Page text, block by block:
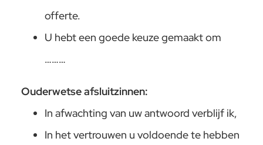
offerte.
U hebt een goede keuze gemaakt om
………
Ouderwetse afsluitzinnen:
In afwachting van uw antwoord verblijf ik,
In het vertrouwen u voldoende te hebben